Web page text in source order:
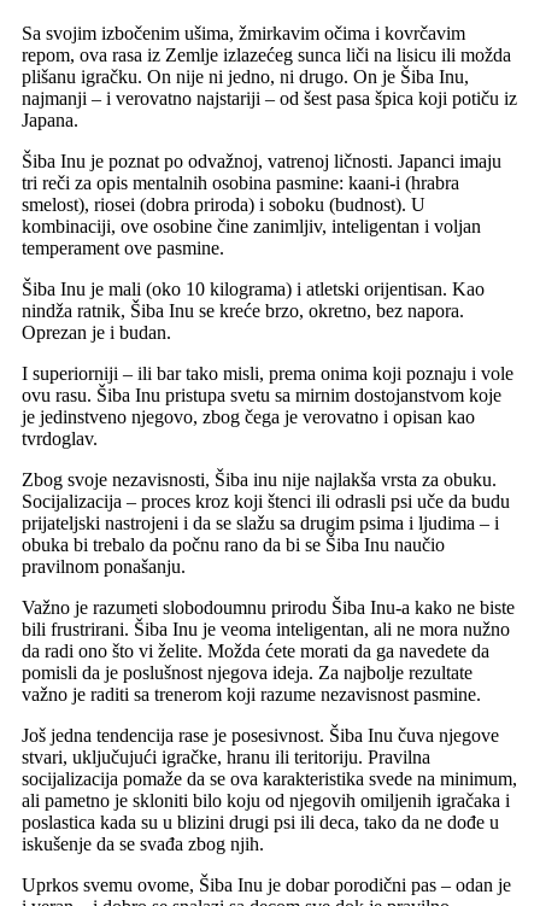
Sa svojim izbočenim ušima, žmirkavim očima i kovrčavim
repom, ova rasa iz Zemlje izlazećeg sunca liči na lisicu ili možda
plišanu igračku. On nije ni jedno, ni drugo. On je Šiba Inu,
najmanji – i verovatno najstariji – od šest pasa špica koji potiču iz
Japana.
Šiba Inu je poznat po odvažnoj, vatrenoj ličnosti. Japanci imaju
tri reči za opis mentalnih osobina pasmine: kaani-i (hrabra
smelost), riosei (dobra priroda) i soboku (budnost). U
kombinaciji, ove osobine čine zanimljiv, inteligentan i voljan
temperament ove pasmine.
Šiba Inu je mali (oko 10 kilograma) i atletski orijentisan. Kao
nindža ratnik, Šiba Inu se kreće brzo, okretno, bez napora.
Oprezan je i budan.
I superiorniji – ili bar tako misli, prema onima koji poznaju i vole
ovu rasu. Šiba Inu pristupa svetu sa mirnim dostojanstvom koje
je jedinstveno njegovo, zbog čega je verovatno i opisan kao
tvrdoglav.
Zbog svoje nezavisnosti, Šiba inu nije najlakša vrsta za obuku.
Socijalizacija – proces kroz koji štenci ili odrasli psi uče da budu
prijateljski nastrojeni i da se slažu sa drugim psima i ljudima – i
obuka bi trebalo da počnu rano da bi se Šiba Inu naučio
pravilnom ponašanju.
Važno je razumeti slobodoumnu prirodu Šiba Inu-a kako ne biste
bili frustrirani. Šiba Inu je veoma inteligentan, ali ne mora nužno
da radi ono što vi želite. Možda ćete morati da ga navedete da
pomisli da je poslušnost njegova ideja. Za najbolje rezultate
važno je raditi sa trenerom koji razume nezavisnost pasmine.
Još jedna tendencija rase je posesivnost. Šiba Inu čuva njegove
stvari, uključujući igračke, hranu ili teritoriju. Pravilna
socijalizacija pomaže da se ova karakteristika svede na minimum,
ali pametno je skloniti bilo koju od njegovih omiljenih igračaka i
poslastica kada su u blizini drugi psi ili deca, tako da ne dođe u
iskušenje da se svađa zbog njih.
Uprkos svemu ovome, Šiba Inu je dobar porodični pas – odan je